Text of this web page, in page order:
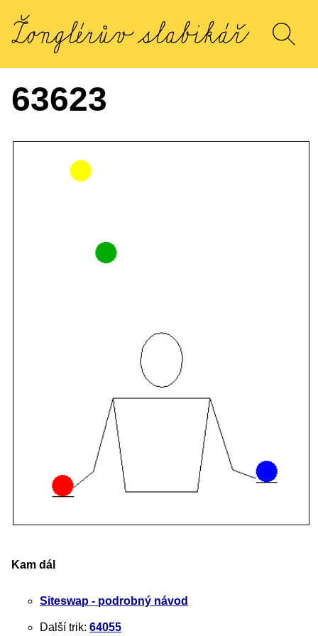
63623
Kam dál
Siteswap - podrobný návod
Další trik: 64055